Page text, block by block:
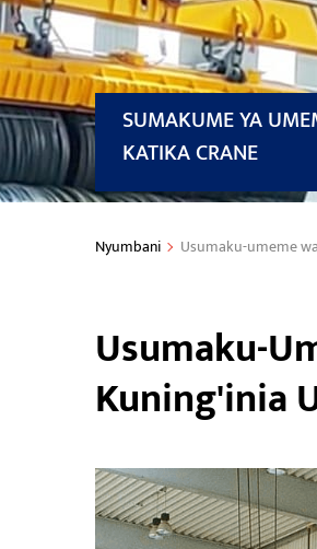
SUMAKUME YA
KATIKA CRANE
Nyumbani Usumaku-umeme
Usumaku-
Kuning'inia